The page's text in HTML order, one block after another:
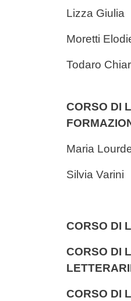
CORSO DI
Maria
CORSO DI
CORSO DI
CORSO DI